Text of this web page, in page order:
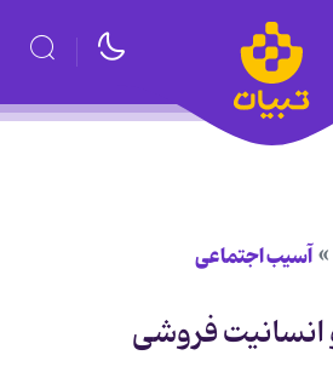
آسیب اجتماعی
فروشی